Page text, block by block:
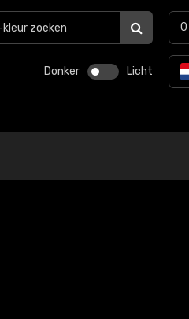
Donker Licht
0